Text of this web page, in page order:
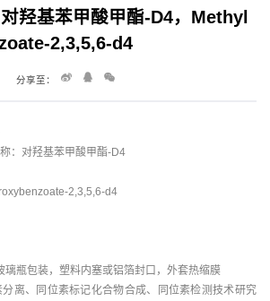
羟基苯甲酸甲酯-D4，Methyl
2,3,5,6-d4
分享至：
：对羟基苯甲酸甲酯-D4
2,3,5,6-d4
瓶包装，塑料内塞或铝箔封口，外套热缩膜
离、同位素标记化合物合成、同位素检测技术研究